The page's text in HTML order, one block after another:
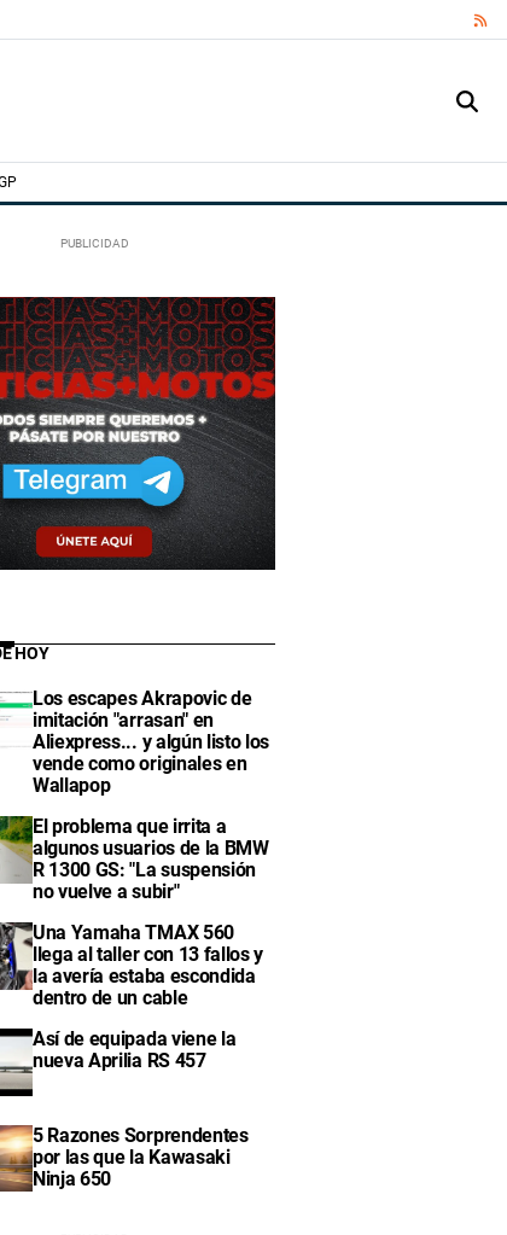
HOY
Los escapes Akrapovic de
imitación "arrasan" en
Aliexpress... y algún listo los
vende como originales en
Wallapop
El problema que irrita a
algunos usuarios de la BMW
R 1300 GS: "La suspensión
no vuelve a subir"
Una Yamaha TMAX 560
llega al taller con 13 fallos y
la avería estaba escondida
dentro de un cable
Así de equipada viene la
nueva Aprilia RS 457
5 Razones Sorprendentes
por las que la Kawasaki
Ninja 650